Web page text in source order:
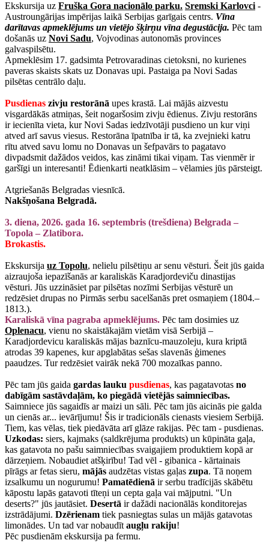
Ekskursija uz Fruška Gora nacionālo parku. Sremski Karlovci-
Austroungārijas impērijas laikā Serbijas garīgais centrs. Vīna
darītavas apmeklējums un vietējo šķirņu vīna degustācija. Pēc tam
došanās uz Novi Sadu, Vojvodinas autonomās provinces
galvaspilsētu.
Apmeklēsim 17. gadsimta Petrovaradinas cietoksni, no kurienes
paveras skaists skats uz Donavas upi. Pastaiga pa Novi Sadas
pilsētas centrālo daļu.
Pusdienas zivju restorānā upes krastā. Lai mājās aizvestu
visgardākās atmiņas, šeit nogaršosim zivju ēdienus. Zivju restorāns
ir iecienīta vieta, kur Novi Sadas iedzīvotāji pusdieno un kur viņi
atved arī savus viesus. Restorāna īpatnība ir tā, ka zvejnieki katru
rītu atved savu lomu no Donavas un šefpavārs to pagatavo
divpadsmit dažādos veidos, kas zināmi tikai viņam. Tas vienmēr ir
garšīgi un interesanti! Ēdienkarti neatklāsim – vēlamies jūs pārsteigt.
Atgriešanās Belgradas viesnīcā.
Nakšņošana Belgradā.
3. diena, 2026. gada 16. septembris (trešdiena) Belgrada –
Topola – Zlatibora.
Brokastis.
Ekskursija uz Topolu, nelielu pilsētiņu ar senu vēsturi. Šeit jūs gaida
aizraujoša iepazīšanās ar karaliskās Karadjordeviču dinastijas
vēsturi. Jūs uzzināsiet par pilsētas nozīmi Serbijas vēsturē un
redzēsiet drupas no Pirmās serbu sacelšanās pret osmaņiem (1804.–
1813.).
Karaliskā vīna pagraba apmeklējums. Pēc tam dosimies uz
Oplenacu, vienu no skaistākajām vietām visā Serbijā –
Karadjordevicu karaliskās mājas baznīcu-mauzoleju, kura kriptā
atrodas 39 kapenes, kur apglabātas sešas slavenās ģimenes
paaudzes. Tur redzēsiet vairāk nekā 700 mozaīkas panno.
Pēc tam jūs gaida gardas lauku pusdienas, kas pagatavotas no
dabīgām sastāvdaļām, ko piegādā vietējās saimniecības.
Saimniece jūs sagaidīs ar maizi un sāli. Pēc tam jūs aicinās pie galda
un cienās ar... ievārījumu! Šis ir tradicionāls cienasts viesiem Serbijā.
Tiem, kas vēlas, tiek piedāvāta arī glāze rakijas. Pēc tam - pusdienas.
Uzkodas: siers, kajmaks (saldkrējuma produkts) un kūpināta gaļa,
kas gatavota no pašu saimniecības svaigajiem produktiem kopā ar
dārzeņiem. Nobaudiet atšķirību! Tad vēl - gibanica - kārtainais
pīrāgs ar fetas sieru, mājās audzētas vistas gaļas zupa. Tā noņem
izsalkumu un nogurumu! Pamatēdienā ir serbu tradīcijās skābētu
kāpostu lapās gatavoti tīteņi un cepta gaļa vai mājputni. "Un
deserts?" jūs jautāsiet. Desertā ir dažādi nacionālās konditorejas
izstrādājumi. Dzērienam tiek pasniegtas sulas un mājās gatavotas
limonādes. Un tad var nobaudītaugļu rakiju!
Pēc pusdienām ekskursija pa fermu.